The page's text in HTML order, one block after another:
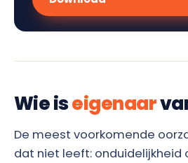
Wie iseigenaar
De meest voorkomende
dat niet leeft: onduidelijkheid